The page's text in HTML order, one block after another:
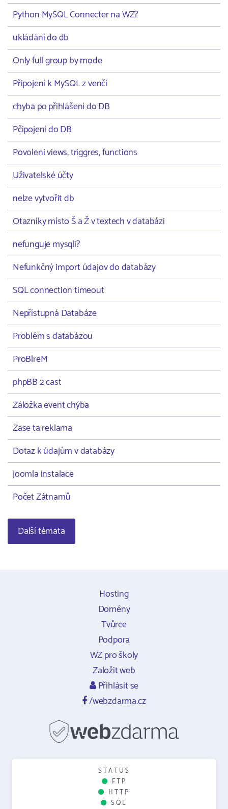
Python MySQL Connecter na WZ?
ukládání do db
Only full group by mode
Připojení k MySQL z venčí
chyba po přihlášení do DB
Pčipojení do DB
Povoleni views, triggres, functions
Uživatelské účty
nelze vytvořit db
Otazníky místo Š a Ž v textech v databázi
nefunguje mysqli?
Nefunkčný import údajov do databázy
SQL connection timeout
Nepřístupná Databáze
Problém s databázou
ProBlreM
phpBB 2 cast
Záložka event chýba
Zase ta reklama
Dotaz k údajům v databázy
joomla instalace
Počet Zátnamů
Další témata
Hosting
Domény
Tvůrce
Podpora
WZ pro školy
Založit web
Přihlásit se
/webzdarma.cz
STATUS
FTP
HTTP
SQL